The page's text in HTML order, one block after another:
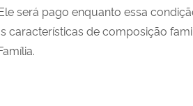
será pago enquanto essa condiç
características de composição
.